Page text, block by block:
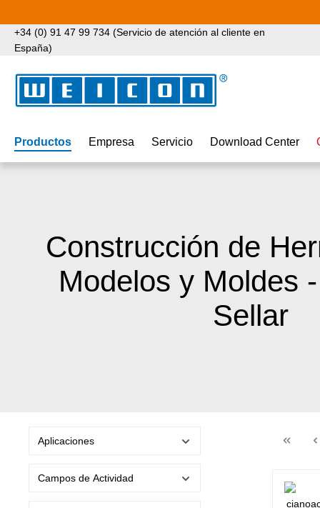
+34 (0) 91 47 99 734 (Servicio de atención al cliente en
España)
Productos Empresa Servicio Download Center
Construcción de
Modelos y Moldes
Sellar
Aplicaciones
Campos de Actividad